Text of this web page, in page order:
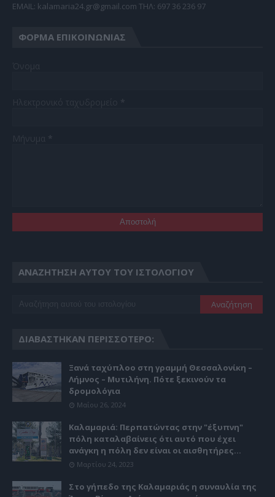
EMAIL: kalamaria24.gr@gmail.com TΗΛ: 697 36 236 97
ΦΌΡΜΑ ΕΠΙΚΟΙΝΩΝΊΑΣ
ΑΝΑΖΉΤΗΣΗ ΑΥΤΟΎ ΤΟΥ ΙΣΤΟΛΟΓΊΟΥ
ΔΙΑΒΆΣΤΗΚΑΝ ΠΕΡΙΣΣΌΤΕΡΟ:
Ξανά ταχύπλοο στη γραμμή Θεσσαλονίκη –
Λήμνος – Μυτιλήνη. Πότε ξεκινούν τα
δρομολόγια
Μαΐου 26, 2024
Καλαμαριά: Περπατώντας στην "έξυπνη"
πόλη καταλαβαίνεις ότι αυτό που έχει
ανάγκη η πόλη δεν είναι οι αισθητήρες...
Μαρτίου 24, 2023
Στο γήπεδο της Καλαμαριάς η συναυλία της